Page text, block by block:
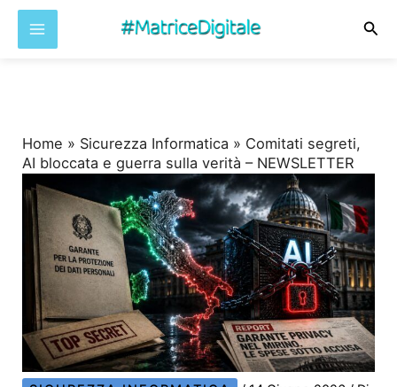
Home » Sicurezza Informatica » Comitati segreti,
AI bloccata e guerra sulla verità – NEWSLETTER